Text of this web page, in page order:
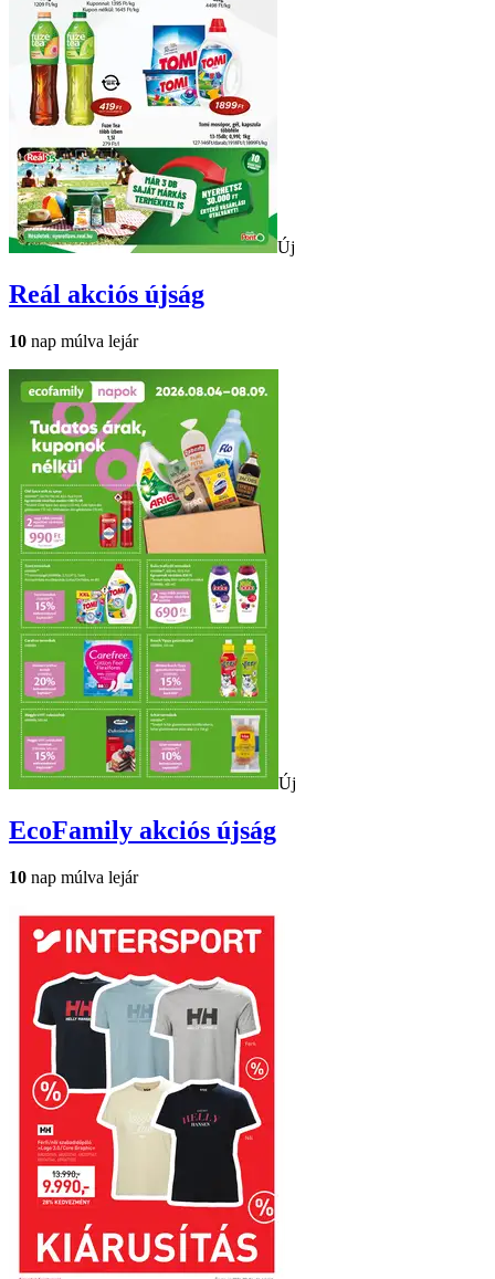
Új
Reál akciós újság
10 nap múlva lejár
Új
EcoFamily akciós újság
10 nap múlva lejár